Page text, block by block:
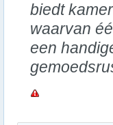
biedt
waarvan
een